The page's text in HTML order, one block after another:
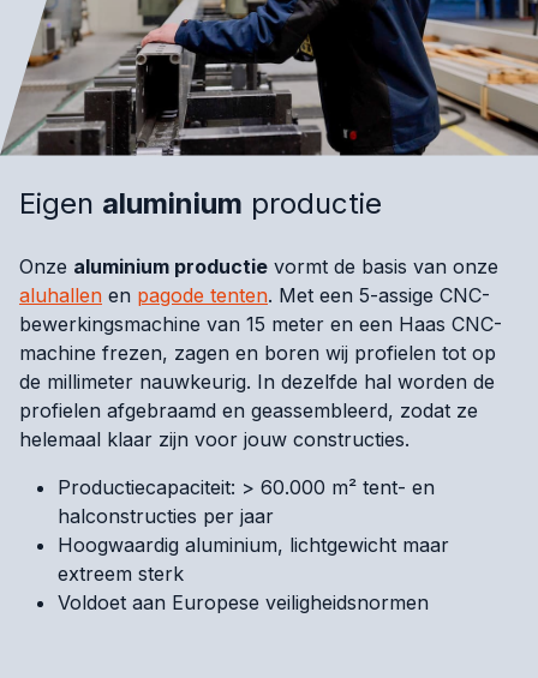
Eigen aluminium productie
Onze aluminium productie vormt de basis van onze
aluhallen en pagode tenten. Met een 5-assige CNC-
bewerkingsmachine van 15 meter en een Haas CNC-
machine frezen, zagen en boren wij profielen tot op
de millimeter nauwkeurig. In dezelfde hal worden de
profielen afgebraamd en geassembleerd, zodat ze
helemaal klaar zijn voor jouw constructies.
Productiecapaciteit: > 60.000 m² tent- en
halconstructies per jaar
Hoogwaardig aluminium, lichtgewicht maar
extreem sterk
Voldoet aan Europese veiligheidsnormen